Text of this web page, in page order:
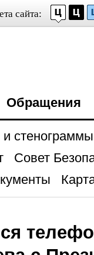
сайта:
Обращения
стенограммы
Совет